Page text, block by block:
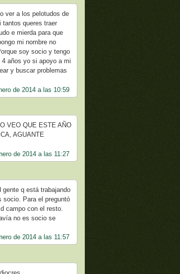
ver a los pelotudos de
tantos queres traer
e mierda para que
mi nombre no
soy socio y tengo
años yo si apoyo a mi
y buscar problemas
de 2014 a las 10:59
VEO QUE ESTE AÑO
AGUANTE
de 2014 a las 11:27
q está trabajando
socio. Para el preguntó
campo con el resto.
no es socio se
de 2014 a las 11:57